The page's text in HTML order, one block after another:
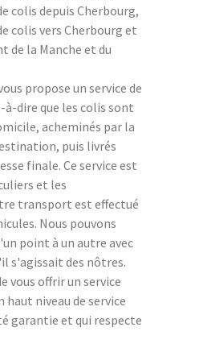
colis depuis Cherbourg,
colis vers Cherbourg et
de la Manche et du
propose un service de
dire que les colis sont
acheminés par la
puis livrés
finale. Ce service est
et les
transport est effectué
Nous pouvons
point à un autre avec
s'agissait des nôtres.
vous offrir un service
haut niveau de service
garantie et qui respecte